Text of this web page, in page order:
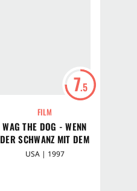
7.5
FILM
WAG THE DOG - WENN
DER SCHWANZ MIT DEM
HUND WEDELT
USA | 1997